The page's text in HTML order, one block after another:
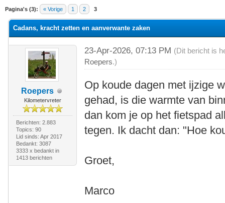
Pagina's (3): « Vorige 1 2 3
waardering is 0
Cadans, kracht zetten en aanverwante zaken
Roepers
Kilometervreter
Berichten: 2.883
Topics: 90
Lid sinds: Apr 2017
Bedankt: 3087
3333 x bedankt in
1413 berichten
23-Apr-2026, 07:13 PM (Dit bericht is
Roepers.)
Op koude dagen met ijzige
gehad, is die warmte van
dan kom je op het fietspad
tegen. Ik dacht dan: "Hoe
Groet,
Marco